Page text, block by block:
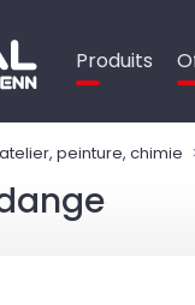
Produits
peinture, chimie